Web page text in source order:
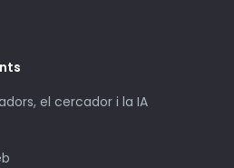
el cercador i la IA